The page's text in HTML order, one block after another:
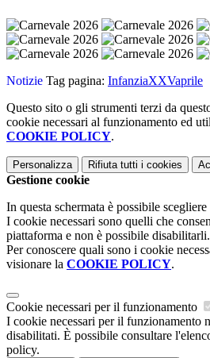
Notizie Tag pagina: InfanziaXXVaprile
Questo sito o gli strumenti terzi da
cookie necessari al funzionamento ed
COOKIE POLICY.
Personalizza Rifiuta tutti i cookies
Gestione cookie
In questa schermata è possibile
I cookie necessari sono quelli che
piattaforma e non è possibile disabilitarli.
Per conoscere quali sono i cookie
visionare la COOKIE POLICY.
Cookie necessari per il funzionamento
I cookie necessari per il funzionamento
disabilitati. È possibile consultare
policy.